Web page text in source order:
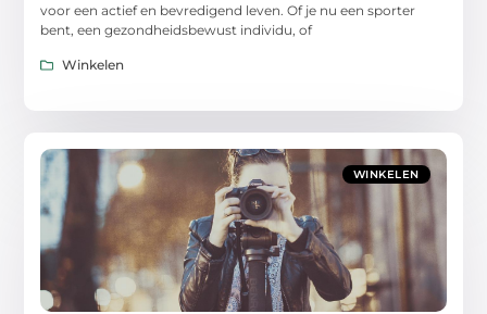
voor een actief en bevredigend leven. Of je nu een sporter
bent, een gezondheidsbewust individu, of
Winkelen
WINKELEN